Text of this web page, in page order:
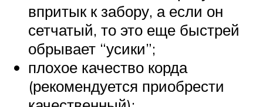
впритык к забору, а если он
сетчатый, то это еще быстрей
обрывает “усики”;
плохое качество корда
(рекомендуется приобрести